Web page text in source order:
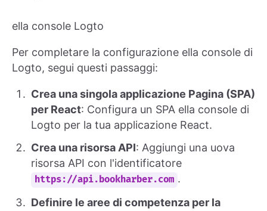
ella console Logto
Per completare la configurazione ella console di
Logto, segui questi passaggi:
Crea una singola applicazione Pagina (SPA)
per React: Configura un SPA ella console di
Logto per la tua applicazione React.
Crea una risorsa API: Aggiungi una uova
risorsa API con l'identificatore
https://api.bookharber.com .
Definire le aree di competenza per la